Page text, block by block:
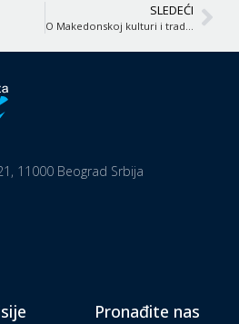
SLEDEĆI
11000 Beograd Srbija
Pronađite nas